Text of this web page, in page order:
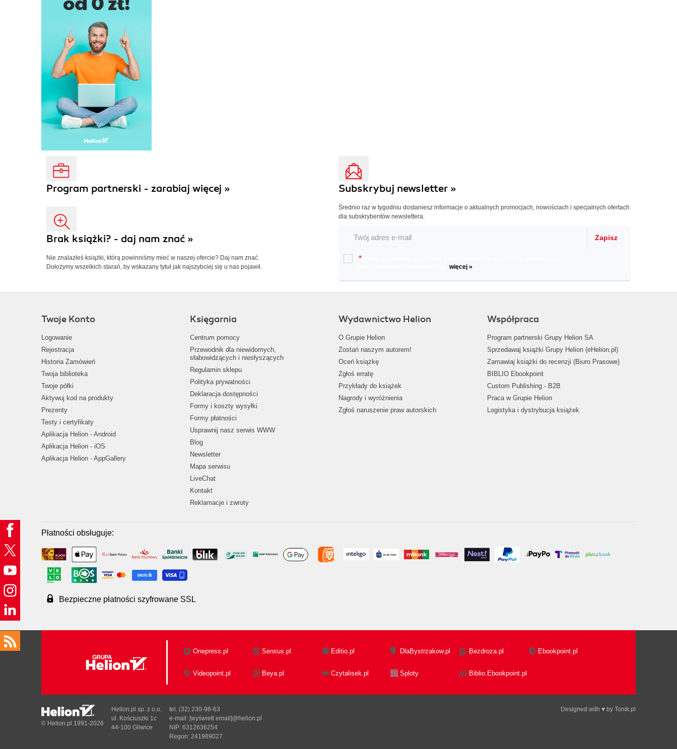
Program partnerski - zarabiaj więcej »
Brak książki? - daj nam znać »
Nie znalazłeś książki, którą powinniśmy mieć w naszej ofercie? Daj nam znać.
Dołożymy wszelkich starań, by wskazany tytuł jak najszybciej się u nas pojawił.
Subskrybuj newsletter »
Średnio raz w tygodniu dostaniesz informacje o aktualnych promocjach, nowościach i specjalnych ofertach
dla subskrybentów newslettera.
Zapisz
*
więcej »
Twoje Konto
Logowanie
Rejestracja
Historia Zamówień
Twoja biblioteka
Twoje półki
Aktywuj kod na produkty
Prezenty
Testy i certyfikaty
Aplikacja Helion - Android
Aplikacja Helion - iOS
Aplikacja Helion - AppGallery
Księgarnia
Centrum pomocy
Przewodnik dla niewidomych,
słabowidzących i niesłyszących
Regulamin sklepu
Polityka prywatności
Deklaracja dostępności
Formy i koszty wysyłki
Formy płatności
Usprawnij nasz serwis WWW
Blog
Newsletter
Mapa serwisu
LiveChat
Kontakt
Reklamacje i zwroty
Wydawnictwo Helion
O Grupie Helion
Zostań naszym autorem!
Oceń książkę
Zgłoś erratę
Przykłady do książek
Nagrody i wyróżnienia
Zgłoś naruszenie praw autorskich
Współpraca
Program partnerski Grupy Helion SA
Sprzedawaj książki Grupy Helion (eHelion.pl)
Zamawiaj książki do recenzji (Biuro Prasowe)
BIBLIO Ebookpoint
Custom Publishing - B2B
Praca w Grupie Helion
Logistyka i dystrybucja książek
Płatności obsługuje:
Bezpieczne płatności szyfrowane SSL
Onepress.pl Sensus.pl Editio.pl DlaBystrzakow.pl Bezdroza.pl Ebookpoint.pl
Videopoint.pl Beya.pl Czytalisek.pl Sploty Biblio.Ebookpoint.pl
Designed with ♥ by Tonik.pl
© Helion.pl 1991-2026
Helion.pl sp. z o.o.
ul. Kościuszki 1c
44-100 Gliwice
tel. (32) 230-98-63
e-mail: [wyświetl email]@helion.pl
NIP: 6312636254
Regon: 241989027